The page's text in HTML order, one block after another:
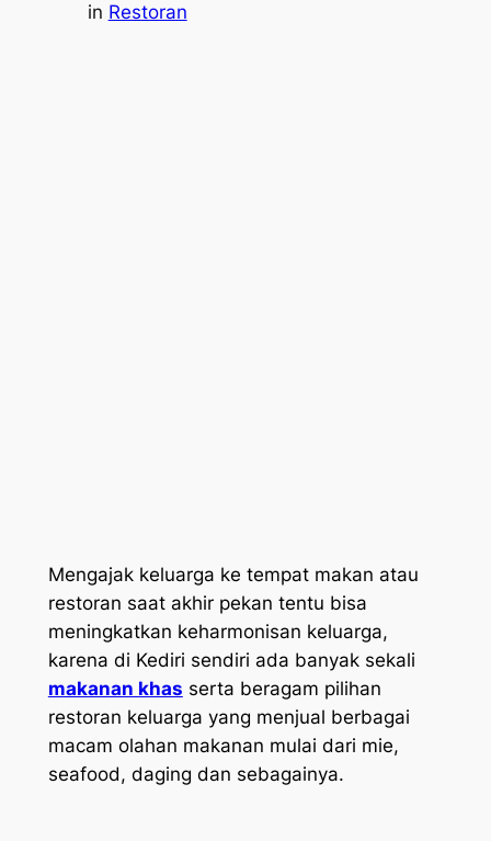
in Restoran
Mengajak keluarga ke tempat makan atau
restoran saat akhir pekan tentu bisa
meningkatkan keharmonisan keluarga,
karena di Kediri sendiri ada banyak sekali
makanan khas serta beragam pilihan
restoran keluarga yang menjual berbagai
macam olahan makanan mulai dari mie,
seafood, daging dan sebagainya.